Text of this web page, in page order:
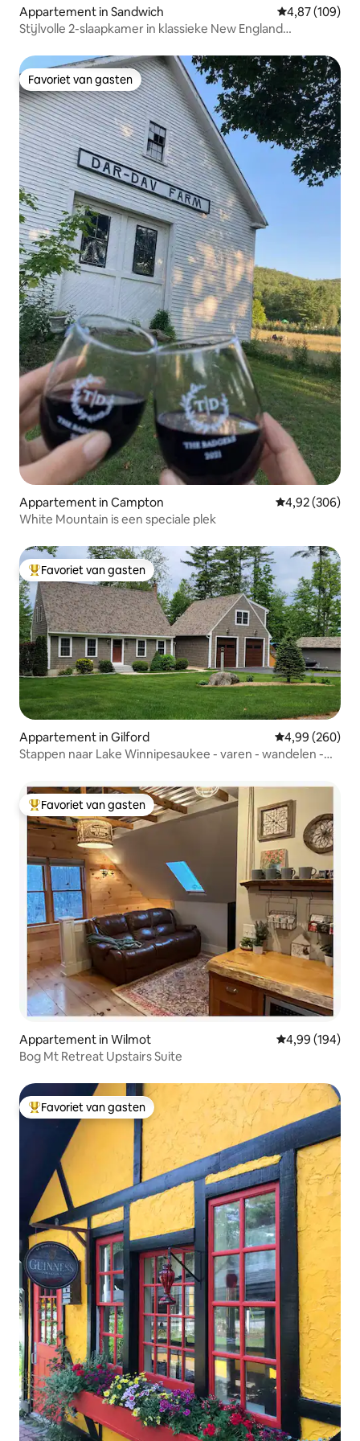
Appartement in Sandwich Gemiddelde
4,87 (109)
Stijlvolle 2-slaapkamer in klassieke New England
Favoriet van gasten
Favoriet van gasten
Appartement in Campton Gemiddelde
4,92 (306)
White Mountain is een speciale plek
Topfavoriet van gasten
Favoriet van gasten
Appartement in Gilford Gemiddelde
4,99 (260)
Stappen naar Lake Winnipesaukee - varen - wandelen -
Topfavoriet van gasten
Favoriet van gasten
Appartement in Wilmot Gemiddelde
4,99 (194)
Bog Mt Retreat Upstairs Suite
Topfavoriet van gasten
Favoriet van gasten